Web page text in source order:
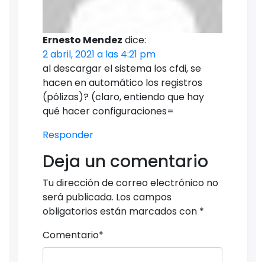
Ernesto Mendez dice:
2 abril, 2021 a las 4:21 pm
al descargar el sistema los cfdi, se
hacen en automático los registros
(pólizas)? (claro, entiendo que hay
qué hacer configuraciones=
Responder
Deja un comentario
Tu dirección de correo electrónico no
será publicada. Los campos
obligatorios están marcados con *
Comentario*